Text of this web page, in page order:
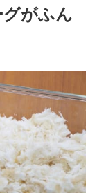
がふん